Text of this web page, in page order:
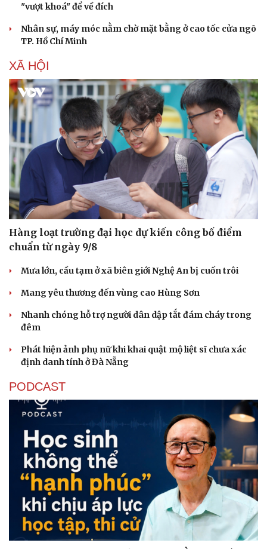
Văn hóa
Sân khấu - Điện ảnh
Văn học
Âm nhạc
Di sản
Giải trí
Nghệ sĩ
Thời trang
Sao Việt
"vượt khoá" để về đích
Nhân sự, máy móc nằm chờ mặt bằng ở cao tốc cửa ngõ
TP. Hồ Chí Minh
XÃ HỘI
Hàng loạt trường đại học dự kiến công bố điểm
chuẩn từ ngày 9/8
Mưa lớn, cầu tạm ở xã biên giới Nghệ An bị cuốn trôi
Mang yêu thương đến vùng cao Hùng Sơn
Nhanh chóng hỗ trợ người dân dập tắt đám cháy trong
đêm
Phát hiện ảnh phụ nữ khi khai quật mộ liệt sĩ chưa xác
định danh tính ở Đà Nẵng
PODCAST